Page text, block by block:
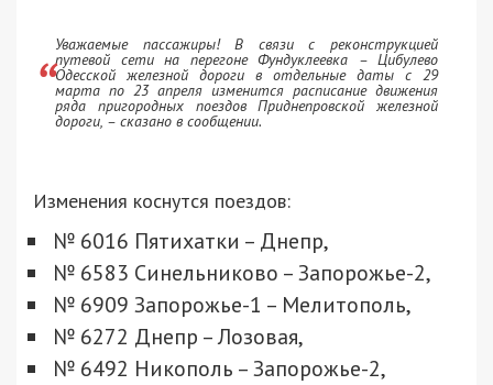
Уважаемые пассажиры! В связи с реконструкцией
путевой сети на перегоне Фундуклеевка – Цибулево
Одесской железной дороги в отдельные даты с 29
марта по 23 апреля изменится расписание движения
ряда пригородных поездов Приднепровской железной
дороги, – сказано в сообщении.
Изменения коснутся поездов:
№ 6016 Пятихатки – Днепр,
№ 6583 Синельниково – Запорожье-2,
№ 6909 Запорожье-1 – Мелитополь,
№ 6272 Днепр – Лозовая,
№ 6492 Никополь – Запорожье-2,